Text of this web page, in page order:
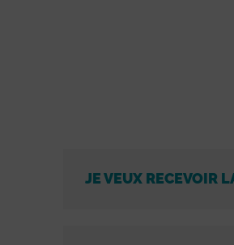
JE VEUX RECEVOIR